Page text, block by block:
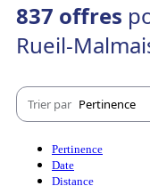
837 offres
Rueil-
Trier par Pertinence
Pertinence
Date
Distance